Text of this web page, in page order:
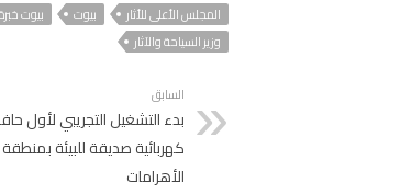
المجلس الأعلى للأثار
بيوت بيوت
وزير السياحة والآثار
السابق
بدء التشغيل التجريبي لأول
كهربائية صديقة للبيئة بمنطقة
الأهرامات